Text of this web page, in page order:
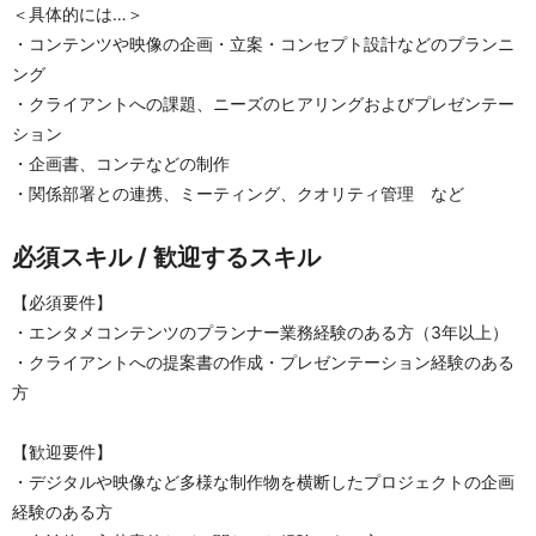
＜具体的には…＞
・コンテンツや映像の企画・立案・コンセプト設計などのプランニ
ング
・クライアントへの課題、ニーズのヒアリングおよびプレゼンテー
ション
・企画書、コンテなどの制作
・関係部署との連携、ミーティング、クオリティ管理　など
必須スキル / 歓迎するスキル
【必須要件】
・エンタメコンテンツのプランナー業務経験のある方（3年以上）
・クライアントへの提案書の作成・プレゼンテーション経験のある
方
【歓迎要件】
・デジタルや映像など多様な制作物を横断したプロジェクトの企画
経験のある方